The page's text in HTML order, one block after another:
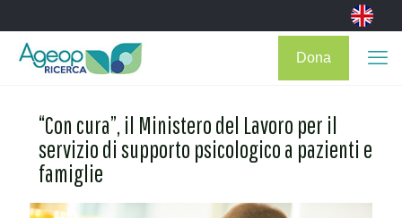
Dona
“Con cura”, il Ministero del Lavoro per il
servizio di supporto psicologico a pazienti e
famiglie